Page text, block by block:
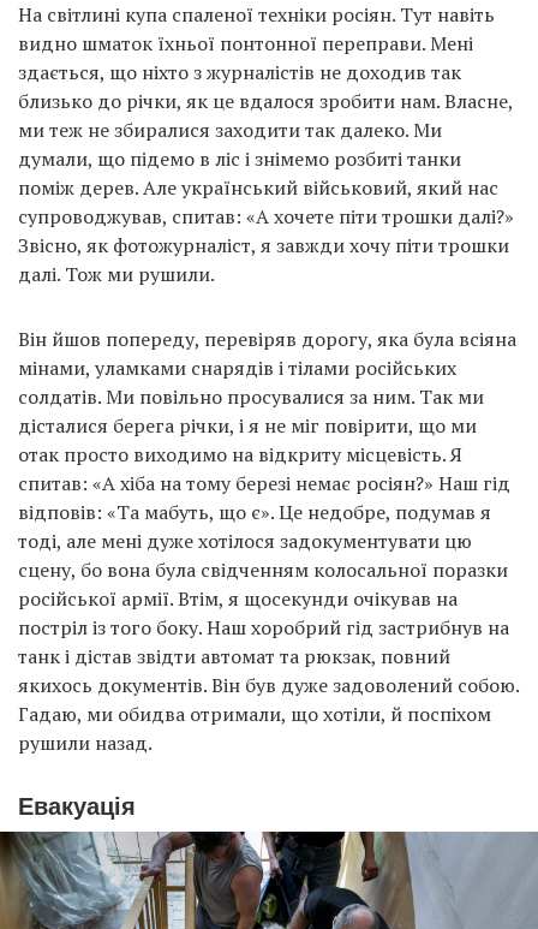
На світлині купа спаленої техніки росіян. Тут навіть
видно шматок їхньої понтонної переправи. Мені
здається, що ніхто з журналістів не доходив так
близько до річки, як це вдалося зробити нам. Власне,
ми теж не збиралися заходити так далеко. Ми
думали, що підемо в ліс і знімемо розбиті танки
поміж дерев. Але український військовий, який нас
супроводжував, спитав: «А хочете піти трошки далі?»
Звісно, як фотожурналіст, я завжди хочу піти трошки
далі. Тож ми рушили.
Він йшов попереду, перевіряв дорогу, яка була всіяна
мінами, уламками снарядів і тілами російських
солдатів. Ми повільно просувалися за ним. Так ми
дісталися берега річки, і я не міг повірити, що ми
отак просто виходимо на відкриту місцевість. Я
спитав: «А хіба на тому березі немає росіян?» Наш гід
відповів: «Та мабуть, що є». Це недобре, подумав я
тоді, але мені дуже хотілося задокументувати цю
сцену, бо вона була свідченням колосальної поразки
російської армії. Втім, я щосекунди очікував на
постріл із того боку. Наш хоробрий гід застрибнув на
танк і дістав звідти автомат та рюкзак, повний
якихось документів. Він був дуже задоволений собою.
Гадаю, ми обидва отримали, що хотіли, й поспіхом
рушили назад.
Евакуація